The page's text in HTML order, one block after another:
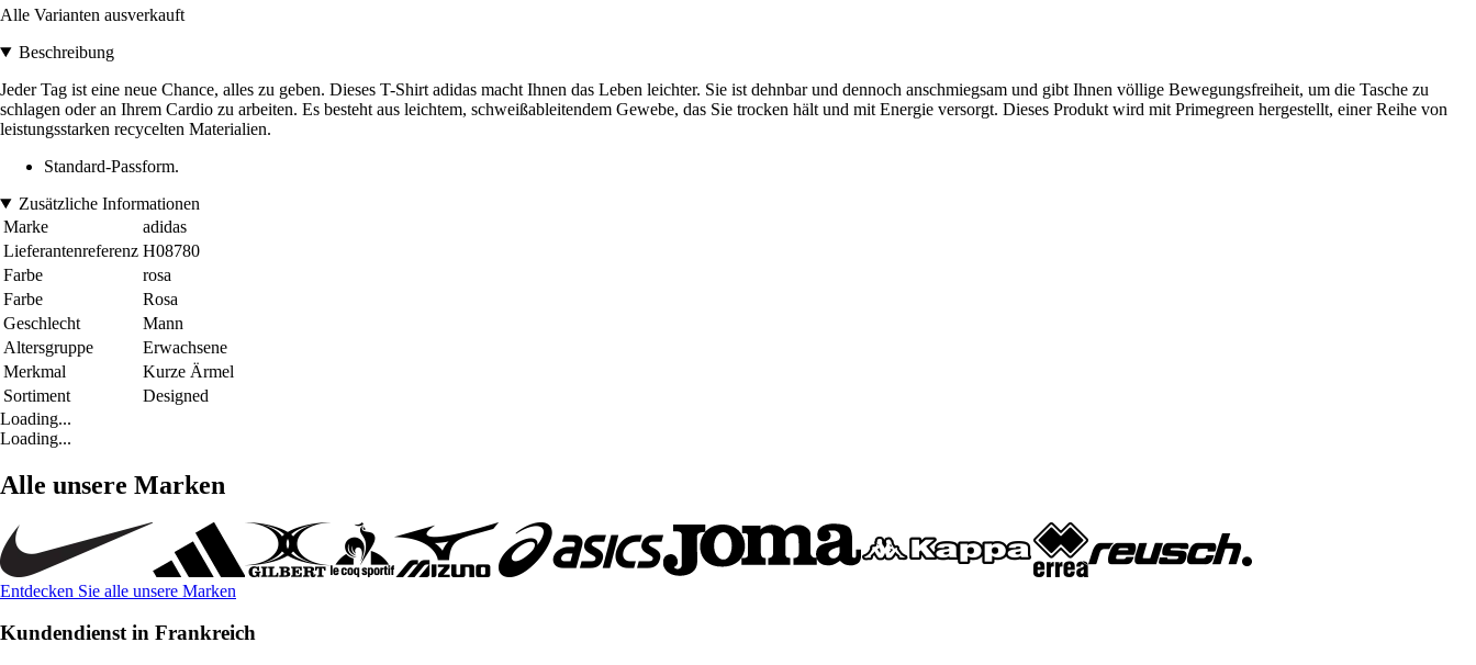
Alle Varianten ausverkauft
Beschreibung
Jeder Tag ist eine neue Chance, alles zu geben. Dieses T-Shirt adidas macht Ihnen das Leben leichter. Sie ist dehnbar und dennoch anschmiegsam und gibt Ihnen völlige Bewegungsfreiheit, um die Tasche zu
schlagen oder an Ihrem Cardio zu arbeiten. Es besteht aus leichtem, schweißableitendem Gewebe, das Sie trocken hält und mit Energie versorgt. Dieses Produkt wird mit Primegreen hergestellt, einer Reihe von
leistungsstarken recycelten Materialien.
Standard-Passform.
Zusätzliche Informationen
Marke
adidas
Lieferantenreferenz H08780
Farbe
rosa
Farbe
Rosa
Geschlecht
Mann
Altersgruppe
Erwachsene
Merkmal
Kurze Ärmel
Sortiment
Designed
Loading...
Loading...
Alle unsere Marken
Entdecken Sie alle unsere Marken
Kundendienst in Frankreich